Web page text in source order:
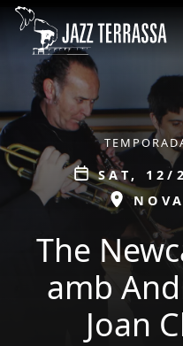
Skip to main content
ÀMBIT
Data
SAT, 12/
ESPAI
The
amb
Joan